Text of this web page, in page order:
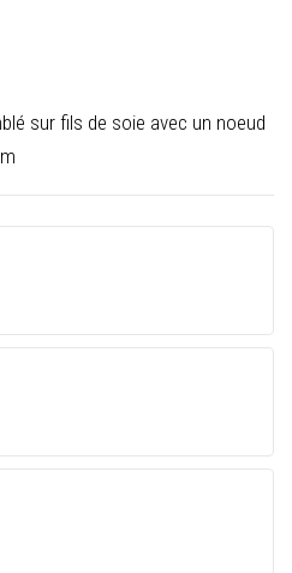
sur fils de soie avec un noeud